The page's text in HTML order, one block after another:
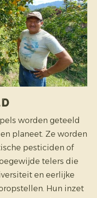
worden geteeld
planeet. Ze worden
pesticiden of
telers die
en eerlijke
Hun inzet